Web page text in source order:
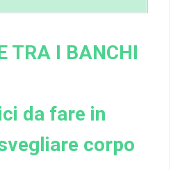
TRA I BANCHI
da fare in
corpo